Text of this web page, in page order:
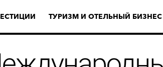
ТУРИЗМ И ОТЕЛЬНЫЙ БИЗНЕС